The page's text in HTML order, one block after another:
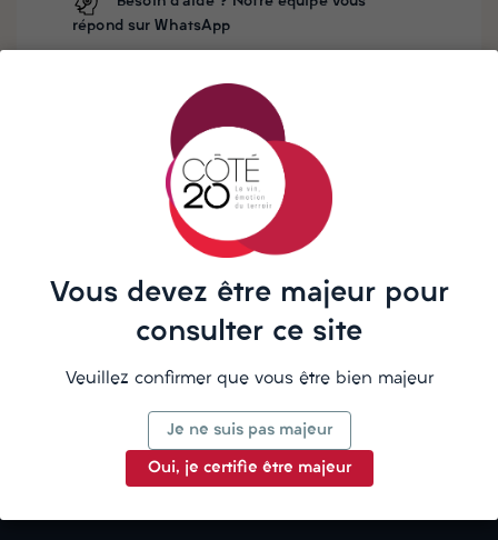
répond sur WhatsApp
La description
Détails du produit
Vous devez être majeur pour
consulter ce site
Veuillez confirmer que vous être bien majeur
Je ne suis pas majeur
Oui, je certifie être majeur